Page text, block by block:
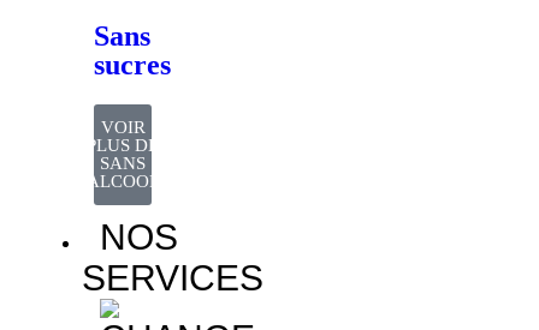
Sans
sucres
VOIR
PLUS DE
SANS
ALCOOL
NOS
SERVICES